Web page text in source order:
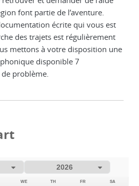
font partie de l’aventure.
écrite qui vous est
des trajets est régulièrement
mettons à votre disposition une
disponible 7
problème.
WE TH FR SA